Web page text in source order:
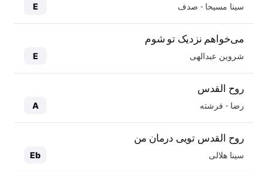
سینا مسیحا - صدف E
می‌خواهم نزدیک تو شوم
شروین عبدالهی E
روح القدس
رضا - فرشته A
روح القدس تویی درمان من
سینا هلالی Eb